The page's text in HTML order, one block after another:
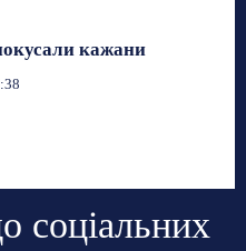
кажани
соціальних